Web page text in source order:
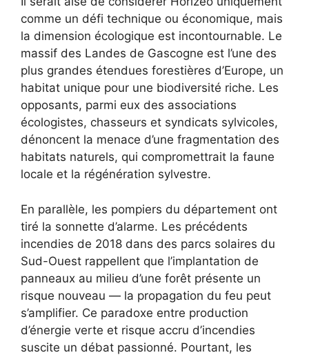
comme un défi technique ou économique, mais
la dimension écologique est incontournable. Le
massif des Landes de Gascogne est l’une des
plus grandes étendues forestières d’Europe, un
habitat unique pour une biodiversité riche. Les
opposants, parmi eux des associations
écologistes, chasseurs et syndicats sylvicoles,
dénoncent la menace d’une fragmentation des
habitats naturels, qui compromettrait la faune
locale et la régénération sylvestre.
En parallèle, les pompiers du département ont
tiré la sonnette d’alarme. Les précédents
incendies de 2018 dans des parcs solaires du
Sud-Ouest rappellent que l’implantation de
panneaux au milieu d’une forêt présente un
risque nouveau — la propagation du feu peut
s’amplifier. Ce paradoxe entre production
d’énergie verte et risque accru d’incendies
suscite un débat passionné. Pourtant, les